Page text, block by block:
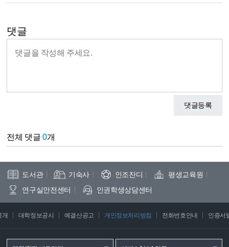
댓글
댓글등록
전체 댓글0개
도서관 기숙사 인조잔디
평생교육원
연구실안전센터
인권학생상담센터
개 대학정보공시 예결산공고 개인정보처리방침 전화번호안내 인증서